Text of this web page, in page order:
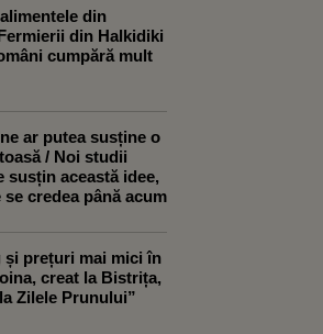
din
din Halkidiki
cumpără mult
ar putea susține o
/ Noi studii
susțin această idee,
credea până acum
și prețuri mai mici în
creat la Bistrița,
Zilele Prunului”